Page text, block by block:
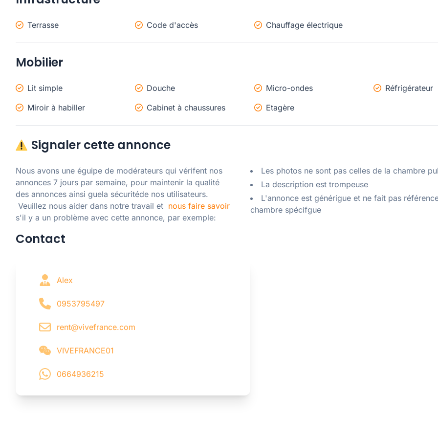
Terrasse Code d'accès Chauffage électrique
Mobilier
Lit simple Douche Micro-ondes
Réfrigérateur
Miroir à habiller
Cabinet à chaussures Etagère
Signaler cette annonce
Nous avons une éguipe de modérateurs qui vérifent nos
annonces 7 jours par semaine, pour maintenir la qualité
des annonces ainsi guela sécuritéde nos utilisateurs.
Veuillez nous aider dans notre travail et nous faire savoir
s'il y a un problème avec cette annonce, par exemple:
Les photos ne sont pas celles de la chambre
La description est trompeuse
L'annonce est générigue et ne fait pas
chambre spécifgue
Contact
Alex
0953795497
rent@vivefrance.com
VIVEFRANCE01
0664936215